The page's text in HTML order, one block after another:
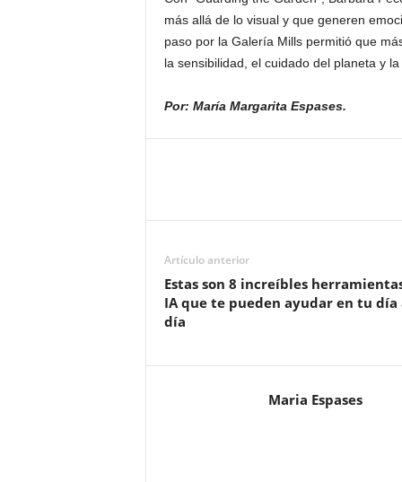
más allá de lo visual y que generen
paso por la Galería Mills permitió que
la sensibilidad, el cuidado del planeta y
Por: María Margarita Espases.
Artículo anterior
Estas son 8 increíbles
IA que te pueden ayudar en tu día
día
Maria Espases